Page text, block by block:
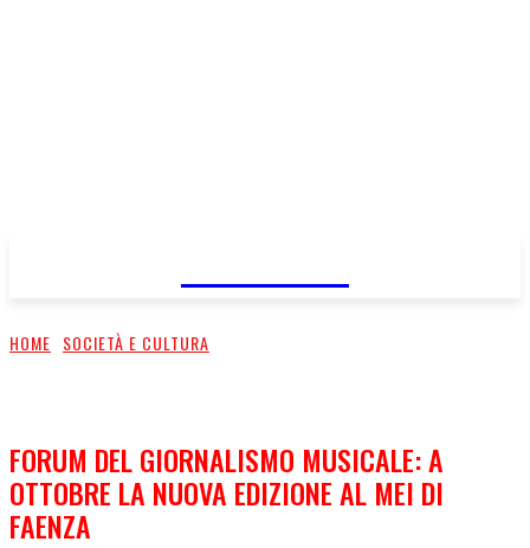
HOME SOCIETÀ E CULTURA
FORUM DEL GIORNALISMO MUSICALE: A
OTTOBRE LA NUOVA EDIZIONE AL MEI DI
FAENZA